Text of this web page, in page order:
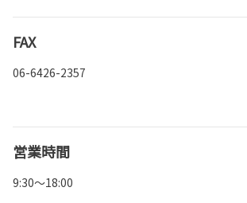
FAX
06-6426-2357
営業時間
9:30～18:00